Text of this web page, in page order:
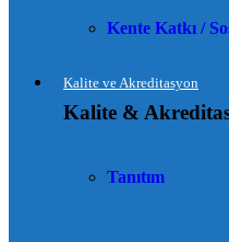
Kente Katkı /
Kalite ve Akreditasyon
Kalite &
Tanıtım